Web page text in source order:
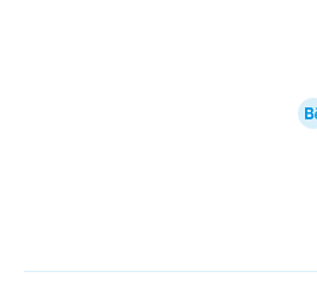
بیهنس